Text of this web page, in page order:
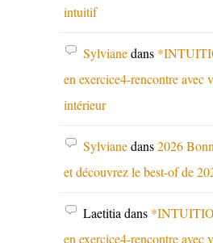
intuitif
Sylvianedans
en exercice4-rencontre avec
intérieur
Sylvianedans2026
et découvrez le best-of de
Laetitiadans
en exercice4-rencontre avec